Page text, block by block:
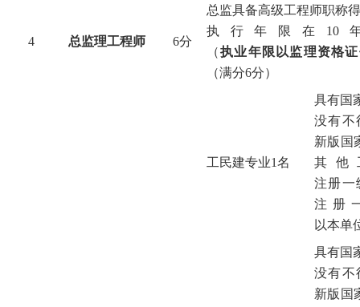
4 总监理工程师 6分
总监具备高级工程师职称得
执行年限在 10
（执业年限以监理资格
（满分6分）
工民建专业1名
具有国
没有不
新版国
其他
注册一
注册
以本单
具有国
没有不
新版国